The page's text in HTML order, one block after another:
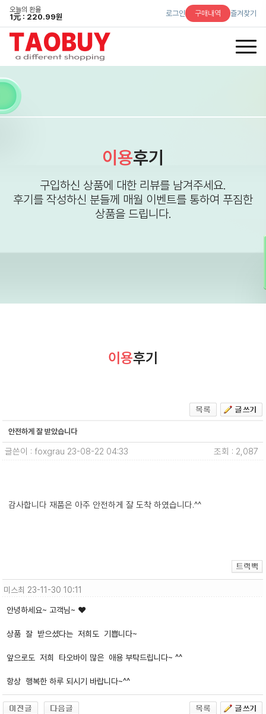
오늘의 환율
1元 : 220.99원 로그인 구매내역 즐겨찾기
이용후기
구입하신 상품에 대한 리뷰를 남겨주세요.
후기를 작성하신 분들께 매월 이벤트를 통하여 푸짐한
상품을 드립니다.
이용후기
안전하게 잘 받았습니다
글쓴이 : foxgrau 23-08-22 04:33 조회 : 2,087
감사합니다 재품은 아주 안전하게 잘 도착 하였습니다.^^
미스최 23-11-30 10:11
안녕하세요~ 고객님~ ❤
상품 잘 받으셨다는 저희도 기쁩니다~
앞으로도 저희 타오바이 많은 애용 부탁드립니다~ ^^
항상 행복한 하루 되시기 바랍니다~^^